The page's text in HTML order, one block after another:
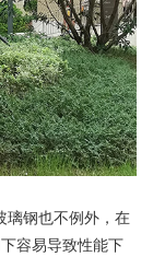
钢也不例外，在
容易导致性能下